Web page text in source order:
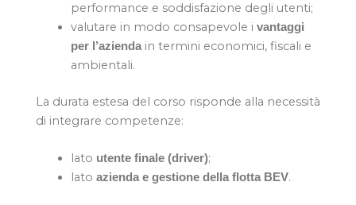
performance e soddisfazione degli utenti;
valutare in modo consapevole i vantaggi
per l’aziendain termini economici, fiscali e
ambientali.
La durata estesa del corso risponde alla necessità
di integrare competenze:
lato utente finale (driver);
lato azienda e gestione della flotta BEV.